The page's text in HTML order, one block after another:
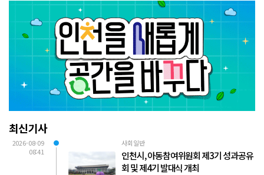
최신기사
2026-08-09
08:41
사회일반
인천시, 아동참여위원회 제3기 성과공유
회 및 제4기 발대식 개최